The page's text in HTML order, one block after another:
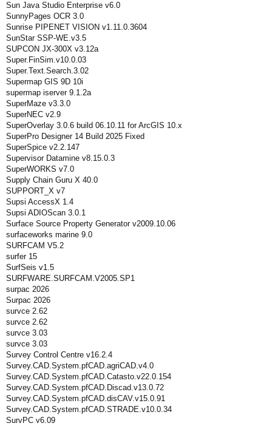
Sun Java Studio Enterprise v6.0
SunnyPages OCR 3.0
Sunrise PIPENET VISION v1.11.0.3604
SunStar SSP-WE.v3.5
SUPCON JX-300X v3.12a
Super.FinSim.v10.0.03
Super.Text.Search.3.02
Supermap GIS 9D 10i
supermap iserver 9.1.2a
SuperMaze v3.3.0
SuperNEC v2.9
SuperOverlay 3.0.6 build 06.10.11 for ArcGIS 10.x
SuperPro Designer 14 Build 2025 Fixed
SuperSpice v2.2.147
Supervisor Datamine v8.15.0.3
SuperWORKS v7.0
Supply Chain Guru X 40.0
SUPPORT_X v7
Supsi AccessX 1.4
Supsi ADIOScan 3.0.1
Surface Source Property Generator v2009.10.06
surfaceworks marine 9.0
SURFCAM V5.2
surfer 15
SurfSeis v1.5
SURFWARE.SURFCAM.V2005.SP1
surpac 2026
Surpac 2026
survce 2.62
survce 2.62
survce 3.03
survce 3.03
Survey Control Centre v16.2.4
Survey.CAD.System.pfCAD.agriCAD.v4.0
Survey.CAD.System.pfCAD.Catasto.v22.0.154
Survey.CAD.System.pfCAD.Discad.v13.0.72
Survey.CAD.System.pfCAD.disCAV.v15.0.91
Survey.CAD.System.pfCAD.STRADE.v10.0.34
SurvPC v6.09